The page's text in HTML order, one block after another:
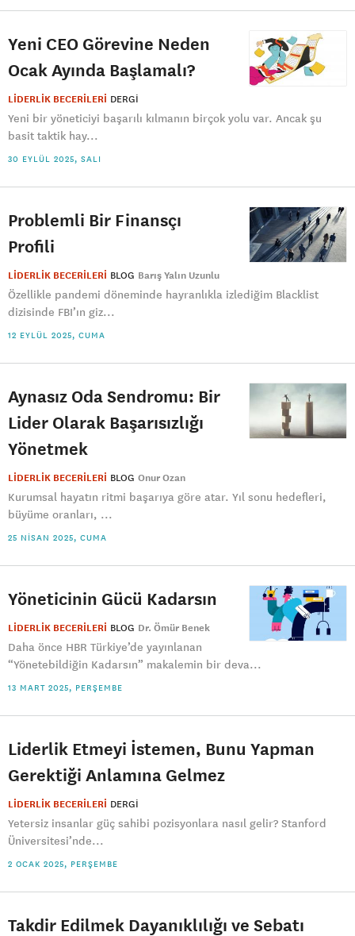
Yeni CEO Görevine Neden
Ocak Ayında Başlamalı?
LİDERLİK BECERİLERİ DERGI
Yeni bir yöneticiyi başarılı kılmanın birçok yolu var. Ancak şu
basit taktik hay...
30 EYLÜL 2025, SALI
Problemli Bir Finansçı
Profili
LİDERLİK BECERİLERİ BLOG Barış Yalın Uzunlu
Özellikle pandemi döneminde hayranlıkla izlediğim Blacklist
dizisinde FBI’ın giz...
12 EYLÜL 2025, CUMA
Aynasız Oda Sendromu: Bir
Lider Olarak Başarısızlığı
Yönetmek
LİDERLİK BECERİLERİ BLOG Onur Ozan
Kurumsal hayatın ritmi başarıya göre atar. Yıl sonu hedefleri,
büyüme oranları, ...
25 NISAN 2025, CUMA
Yöneticinin Gücü Kadarsın
LİDERLİK BECERİLERİ BLOG Dr. Ömür Benek
Daha önce HBR Türkiye’de yayınlanan
“Yönetebildiğin Kadarsın” makalemin bir deva...
13 MART 2025, PERŞEMBE
Liderlik Etmeyi İstemen, Bunu Yapman
Gerektiği Anlamına Gelmez
LİDERLİK BECERİLERİ DERGI
Yetersiz insanlar güç sahibi pozisyonlara nasıl gelir? Stanford
Üniversitesi’nde...
2 OCAK 2025, PERŞEMBE
Takdir Edilmek Dayanıklılığı ve Sebatı